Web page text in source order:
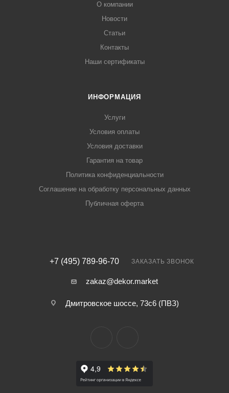
О компании
Новости
Статьи
Контакты
Наши сертификаты
ИНФОРМАЦИЯ
Услуги
Условия оплаты
Условия доставки
Гарантия на товар
Политика конфиденциальности
Соглашение на обработку персональных данных
Публичная оферта
+7 (495) 789-96-70 ЗАКАЗАТЬ ЗВОНОК
zakaz@dekor.market
Дмитровское шоссе, 73с6 (ПВЗ)